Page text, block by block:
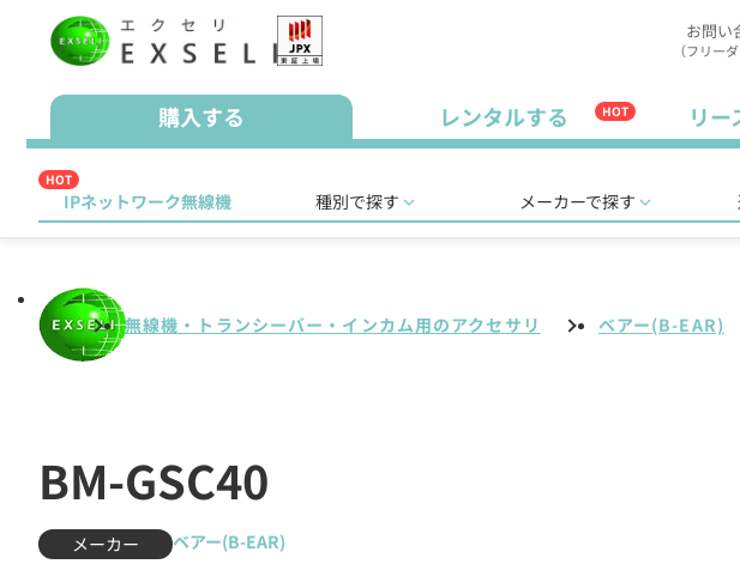
お問い
（フリー
購入する レンタルする HOT リー
HOT
IPネットワーク無線機 種別で探す メーカーで探す
無線機・トランシーバー・インカム用のアクセサリ ベアー(B-EAR)
BM-GSC40
メーカー
ベアー(B-EAR)